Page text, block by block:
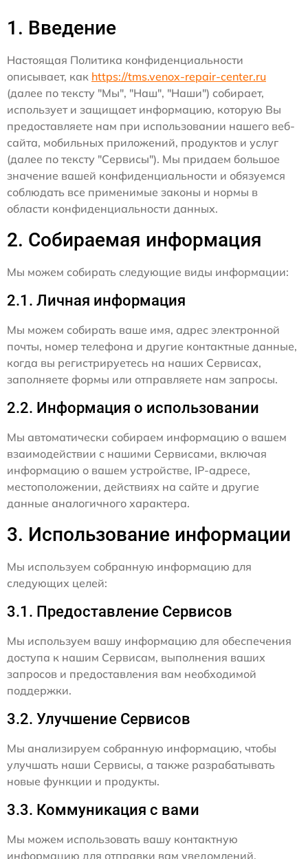
1. Введение
Настоящая Политика конфиденциальности
описывает, как https://tms.venox-repair-center.ru
(далее по тексту "Мы", "Наш", "Наши") собирает,
использует и защищает информацию, которую Вы
предоставляете нам при использовании нашего веб-
сайта, мобильных приложений, продуктов и услуг
(далее по тексту "Сервисы"). Мы придаем большое
значение вашей конфиденциальности и обязуемся
соблюдать все применимые законы и нормы в
области конфиденциальности данных.
2. Собираемая информация
Мы можем собирать следующие виды информации:
2.1. Личная информация
Мы можем собирать ваше имя, адрес электронной
почты, номер телефона и другие контактные данные,
когда вы регистрируетесь на наших Сервисах,
заполняете формы или отправляете нам запросы.
2.2. Информация о использовании
Мы автоматически собираем информацию о вашем
взаимодействии с нашими Сервисами, включая
информацию о вашем устройстве, IP-адресе,
местоположении, действиях на сайте и другие
данные аналогичного характера.
3. Использование информации
Мы используем собранную информацию для
следующих целей:
3.1. Предоставление Сервисов
Мы используем вашу информацию для обеспечения
доступа к нашим Сервисам, выполнения ваших
запросов и предоставления вам необходимой
поддержки.
3.2. Улучшение Сервисов
Мы анализируем собранную информацию, чтобы
улучшать наши Сервисы, а также разрабатывать
новые функции и продукты.
3.3. Коммуникация с вами
Мы можем использовать вашу контактную
информацию для отправки вам уведомлений,